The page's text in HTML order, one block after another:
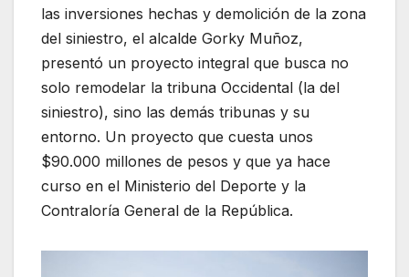
las inversiones hechas y demolición de la zona
del siniestro, el alcalde Gorky Muñoz,
presentó un proyecto integral que busca no
solo remodelar la tribuna Occidental (la del
siniestro), sino las demás tribunas y su
entorno. Un proyecto que cuesta unos
$90.000 millones de pesos y que ya hace
curso en el Ministerio del Deporte y la
Contraloría General de la República.